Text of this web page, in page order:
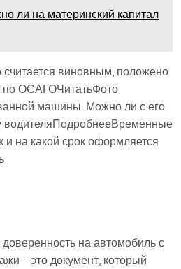
ли на материнский капитал
считается виновным, положено
ОСАГОЧитатьФото
машины. Можно ли с его
водителяПодробнееВременные
и на какой срок оформляется
на автомобиль с
– это документ, который